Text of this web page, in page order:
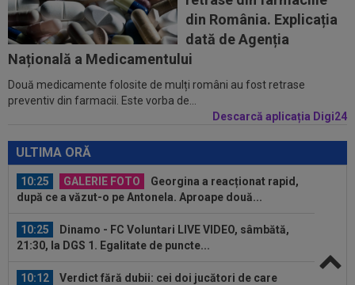
din România. Explicația
dată de Agenția
Națională a Medicamentului
Două medicamente folosite de mulți români au fost retrase
preventiv din farmacii. Este vorba de...
Descarcă aplicația Digi24
ULTIMA ORĂ
știe că a fost dat afară de Ioan Varga de la...
09:47 EXCLUSIV
Conducerea Rapidului a spus ce
se va întâmpla cu Jason Kodor, după ce atacantul...
10:40
Ioan Varga vrea să o ducă pe UTA în
Champions League
face ce vrea el! Îl țin pe bancă doi ani și...
10:25 GALERIE FOTO
Georgina a reacționat rapid,
după ce a văzut-o pe Antonela. Aproape două...
10:25
Dinamo - FC Voluntari LIVE VIDEO, sâmbătă,
21:30, la DGS 1. Egalitate de puncte...
10:12
Verdict fără dubii: cei doi jucători de care